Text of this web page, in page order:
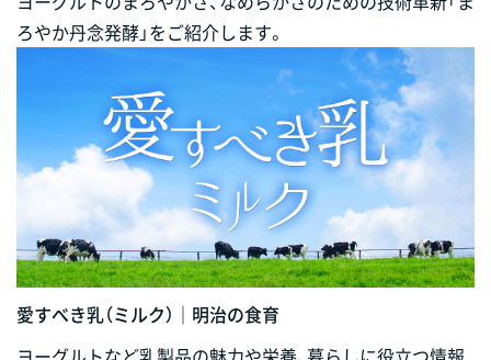
ろやか丹念発酵」をご紹介します。
愛すべき乳（ミルク）｜明治の食育